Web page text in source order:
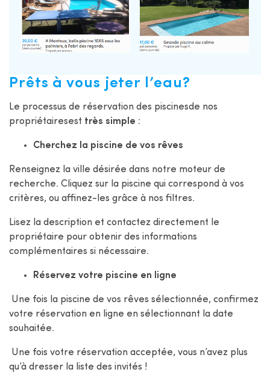
Prêts à vous jeter l’eau?
Le processus de réservation des piscinesde nos
propriétairesest très simple :
Cherchez la piscine de vos rêves
Renseignez la ville désirée dans notre moteur de
recherche. Cliquez sur la piscine qui correspond à vos
critères, ou affinez-les grâce à nos filtres.
Lisez la description et contactez directement le
propriétaire pour obtenir des informations
complémentaires si nécessaire.
Réservez votre piscine en ligne
Une fois la piscine de vos rêves sélectionnée, confirmez
votre réservation en ligne en sélectionnant la date
souhaitée.
Une fois votre réservation acceptée, vous n’avez plus
qu’à dresser la liste des invités !